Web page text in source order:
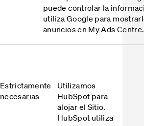
puede controlar la
utiliza Google para
anuncios en My Ads Centre.
Estrictamente
necesarias
Utilizamos
HubSpot para
alojar el Sitio.
HubSpot utiliza